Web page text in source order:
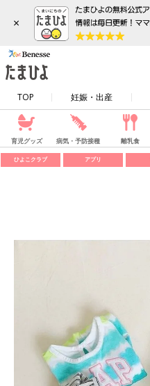
×
TOP 妊娠・出産
育児グッズ 病気・予防接種 離乳食
ひよこクラブ アプリ